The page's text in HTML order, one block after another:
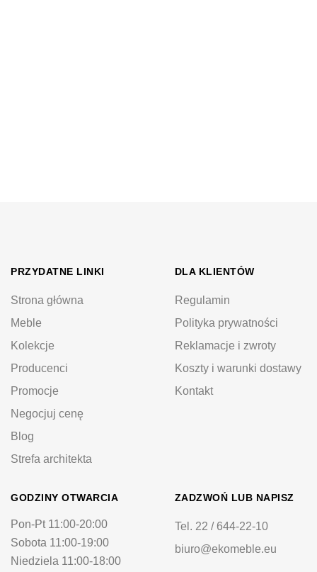
PRZYDATNE LINKI
Strona główna
Meble
Kolekcje
Producenci
Promocje
Negocjuj cenę
Blog
Strefa architekta
DLA KLIENTÓW
Regulamin
Polityka prywatności
Reklamacje i zwroty
Koszty i warunki dostawy
Kontakt
GODZINY OTWARCIA
Pon-Pt 11:00-20:00
Sobota 11:00-19:00
Niedziela 11:00-18:00
ZADZWOŃ LUB NAPISZ
Tel. 22 / 644-22-10
biuro@ekomeble.eu